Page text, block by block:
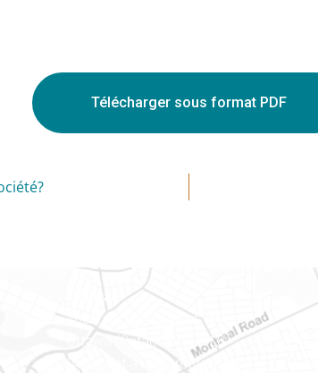
Télécharger sous format PDF
Ottawa
400-1420, place Blair Towers
Ottawa (Ontario) K1J 9L8
(Adjacent à l’autoroute 174)